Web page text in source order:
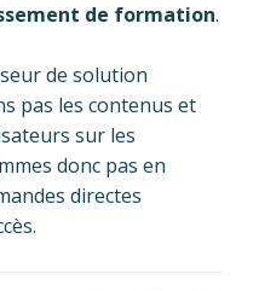
de formation.
de solution
pas les contenus et
sur les
donc pas en
directes